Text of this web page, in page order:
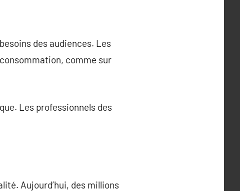
des audiences. Les
comme sur
Les professionnels des
Aujourd’hui, des millions